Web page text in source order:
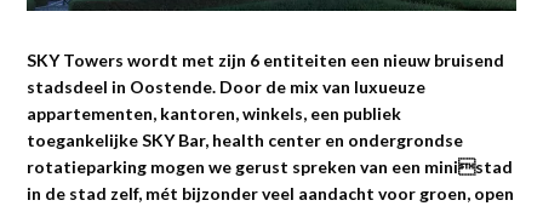
SKY Towers wordt met zijn 6 entiteiten een nieuw bruisend
stadsdeel in Oostende. Door de mix van luxueuze
appartementen, kantoren, winkels, een publiek
toegankelijke SKY Bar, health center en ondergrondse
rotatieparking mogen we gerust spreken van een ministad
in de stad zelf, mét bijzonder veel aandacht voor groen, open